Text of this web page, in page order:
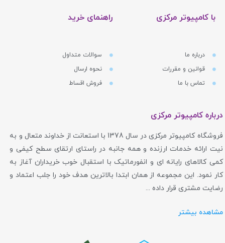
با کامپیوتر مرکزی
درباره ما
قوانین و مقررات
تماس با ما
راهنمای خرید
سوالات متداول
نحوه ارسال
فروش اقساط
درباره کامپیوتر مرکزی
فروشگاه کامپیوتر مرکزی در سال 1378 با استعانت از خداوند متعال و به
نیت ارائه خدمات ارزنده و همه جانبه در راستای ارتقای سطح کیفی و
کمی کالاهای رایانه ای و انفورماتیک با استقبال خوب خریداران آغاز به
کار نمود. این مجموعه از همان ابتدا بالاترین هدف خود را جلب اعتماد و
رضایت مشتری قرار داده ...
مشاهده بیشتر